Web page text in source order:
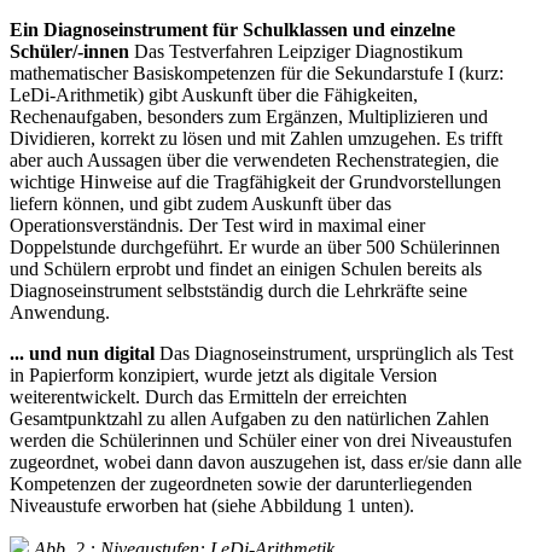
Ein Diagnoseinstrument für Schulklassen und einzelne
Schüler/-innen Das Testverfahren Leipziger Diagnostikum
mathematischer Basiskompetenzen für die Sekundarstufe I (kurz:
LeDi-Arithmetik) gibt Auskunft über die Fähigkeiten,
Rechenaufgaben, besonders zum Ergänzen, Multiplizieren und
Dividieren, korrekt zu lösen und mit Zahlen umzugehen. Es trifft
aber auch Aussagen über die verwendeten Rechenstrategien, die
wichtige Hinweise auf die Tragfähigkeit der Grundvorstellungen
liefern können, und gibt zudem Auskunft über das
Operationsverständnis. Der Test wird in maximal einer
Doppelstunde durchgeführt. Er wurde an über 500 Schülerinnen
und Schülern erprobt und findet an einigen Schulen bereits als
Diagnoseinstrument selbstständig durch die Lehrkräfte seine
Anwendung.
... und nun digital Das Diagnoseinstrument, ursprünglich als Test
in Papierform konzipiert, wurde jetzt als digitale Version
weiterentwickelt. Durch das Ermitteln der erreichten
Gesamtpunktzahl zu allen Aufgaben zu den natürlichen Zahlen
werden die Schülerinnen und Schüler einer von drei Niveaustufen
zugeordnet, wobei dann davon auszugehen ist, dass er/sie dann alle
Kompetenzen der zugeordneten sowie der darunterliegenden
Niveaustufe erworben hat (siehe Abbildung 1 unten).